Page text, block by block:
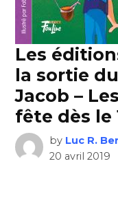
Les
la sortie
Jacob –
fête dès le
by Luc R.
20 avril 2019